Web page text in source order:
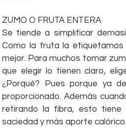
ZUMO O FRUTA ENTERA
Se tiende a simplificar
Como la fruta la
mejor. Para muchos tomar
que elegir lo tienen claro,
¿Porqué? Pues porque ya
proporcionado. Además
retirando la fibra, esto tiene
saciedad y más aporte calórico.